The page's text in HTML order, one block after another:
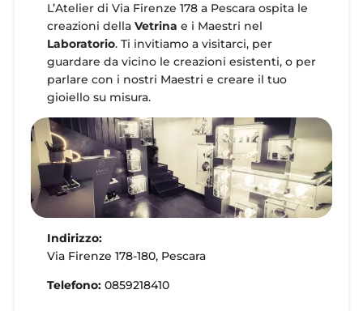
L’Atelier di Via Firenze 178 a Pescara ospita le
creazioni della Vetrina e i Maestri nel
Laboratorio. Ti invitiamo a visitarci, per
guardare da vicino le creazioni esistenti, o per
parlare con i nostri Maestri e creare il tuo
gioiello su misura.
Indirizzo:
Via Firenze 178-180, Pescara
Telefono: 0859218410